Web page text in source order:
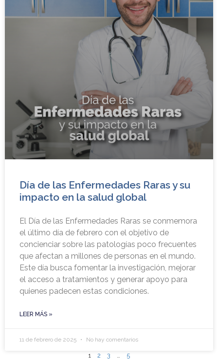
Día de las Enfermedades Raras y su
impacto en la salud global
El Día de las Enfermedades Raras se conmemora
el último día de febrero con el objetivo de
concienciar sobre las patologías poco frecuentes
que afectan a millones de personas en el mundo.
Este día busca fomentar la investigación, mejorar
el acceso a tratamientos y generar apoyo para
quienes padecen estas condiciones.
LEER MÁS »
11 de febrero de 2025 No hay comentarios
1 2 3 … 5